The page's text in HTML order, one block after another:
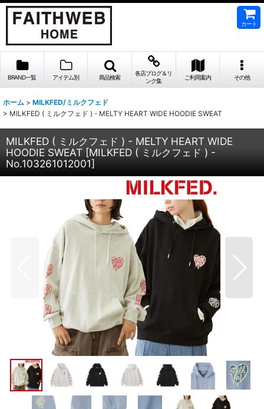
カート
BRAND一覧 アイテム別 商品検索
各店ブログ＆リ
ンク集
ご利用案内 その他
ホーム > MILKFED/ミルクフェド
> MILKFED ( ミルクフェド ) - MELTY HEART WIDE HOODIE SWEAT
MILKFED ( ミルクフェド ) - MELTY HEART WIDE
HOODIE SWEAT [MILKFED ( ミルクフェド ) -
No.103261012001]